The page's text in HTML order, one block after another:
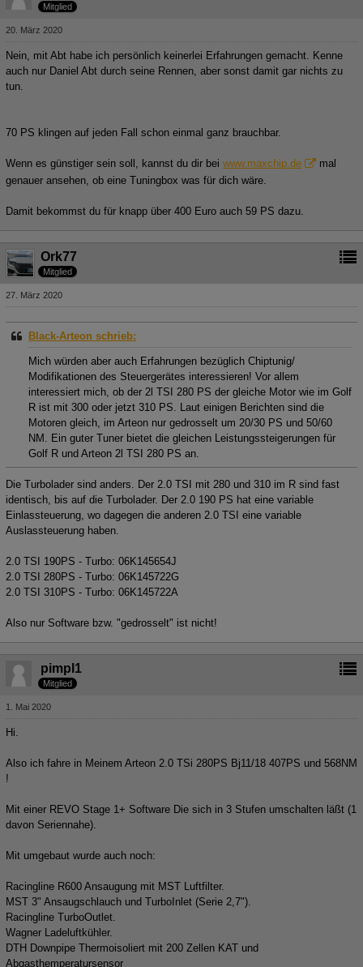
Mitglied
20. März 2020
Nein, mit Abt habe ich persönlich keinerlei Erfahrungen gemacht. Kenne
auch nur Daniel Abt durch seine Rennen, aber sonst damit gar nichts zu
tun.
70 PS klingen auf jeden Fall schon einmal ganz brauchbar.
Wenn es günstiger sein soll, kannst du dir bei www.maxchip.de
mal
genauer ansehen, ob eine Tuningbox was für dich wäre.
Damit bekommst du für knapp über 400 Euro auch 59 PS dazu.
Ork77
Mitglied
27. März 2020
Black-Arteon schrieb:
Mich würden aber auch Erfahrungen bezüglich Chiptunig/
Modifikationen des Steuergerätes interessieren! Vor allem
interessiert mich, ob der 2l TSI 280 PS der gleiche Motor wie im Golf
R ist mit 300 oder jetzt 310 PS. Laut einigen Berichten sind die
Motoren gleich, im Arteon nur gedrosselt um 20/30 PS und 50/60
NM. Ein guter Tuner bietet die gleichen Leistungssteigerungen für
Golf R und Arteon 2l TSI 280 PS an.
Die Turbolader sind anders. Der 2.0 TSI mit 280 und 310 im R sind fast
identisch, bis auf die Turbolader. Der 2.0 190 PS hat eine variable
Einlassteuerung, wo dagegen die anderen 2.0 TSI eine variable
Auslassteuerung haben.
2.0 TSI 190PS - Turbo: 06K145654J
2.0 TSI 280PS - Turbo: 06K145722G
2.0 TSI 310PS - Turbo: 06K145722A
Also nur Software bzw. "gedrosselt" ist nicht!
pimpl1
Mitglied
1. Mai 2020
Hi.
Also ich fahre in Meinem Arteon 2.0 TSi 280PS Bj11/18 407PS und 568NM
!
Mit einer REVO Stage 1+ Software Die sich in 3 Stufen umschalten läßt (1
davon Seriennahe).
Mit umgebaut wurde auch noch:
Racingline R600 Ansaugung mit MST Luftfilter.
MST 3" Ansaugschlauch und TurboInlet (Serie 2,7").
Racingline TurboOutlet.
Wagner Ladeluftkühler.
DTH Downpipe Thermoisoliert mit 200 Zellen KAT und
Abgasthemperatursensor